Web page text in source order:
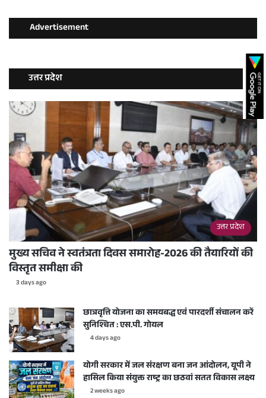
Advertisement
उत्तर प्रदेश
उत्तर प्रदेश
मुख्य सचिव ने स्वतंत्रता दिवस समारोह-2026 की तैयारियों की
विस्तृत समीक्षा की
3 days ago
छात्रवृत्ति योजना का समयबद्ध एवं पारदर्शी संचालन करें
सुनिश्चित : एस.पी. गोयल
4 days ago
योगी सरकार में जल संरक्षण बना जन आंदोलन, यूपी ने
हासिल किया संयुक्त राष्ट्र का छठवां सतत विकास लक्ष्य
2 weeks ago